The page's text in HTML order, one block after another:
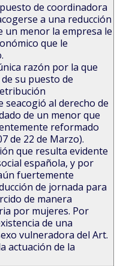
de coordinadora
a una reducción
un menor la empresa le
que le
razón por la que
su puesto de
seacogió al derecho de
de un menor que
reformado
de 22 de Marzo).
que resulta evidente
española, y por
fuertemente
de jornada para
de manera
por mujeres. Por
de una
vulneradora del Art.
actuación de la